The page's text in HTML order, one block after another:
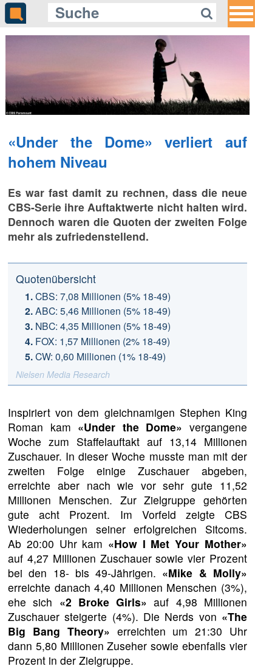
«Under the Dome» verliert auf
hohem Niveau
Es war fast damit zu rechnen, dass die neue
CBS-Serie ihre Auftaktwerte nicht halten wird.
Dennoch waren die Quoten der zweiten Folge
mehr als zufriedenstellend.
Quotenübersicht
CBS: 7,08 Millionen (5% 18-49)
ABC: 5,46 Millionen (5% 18-49)
NBC: 4,35 Millionen (5% 18-49)
FOX: 1,57 Millionen (2% 18-49)
CW: 0,60 Millionen (1% 18-49)
Nielsen Media Research
Inspiriert von dem gleichnamigen Stephen King
Roman kam «Under the Dome» vergangene
Woche zum Staffelauftakt auf 13,14 Millionen
Zuschauer. In dieser Woche musste man mit der
zweiten Folge einige Zuschauer abgeben,
erreichte aber nach wie vor sehr gute 11,52
Millionen Menschen. Zur Zielgruppe gehörten
gute acht Prozent. Im Vorfeld zeigte CBS
Wiederholungen seiner erfolgreichen Sitcoms.
Ab 20:00 Uhr kam «How I Met Your Mother»
auf 4,27 Millionen Zuschauer sowie vier Prozent
bei den 18- bis 49-Jährigen. «Mike & Molly»
erreichte danach 4,40 Millionen Menschen (3%),
ehe sich «2 Broke Girls» auf 4,98 Millionen
Zuschauer steigerte (4%). Die Nerds von «The
Big Bang Theory» erreichten um 21:30 Uhr
dann 5,80 Millionen Zuseher sowie ebenfalls vier
Prozent in der Zielgruppe.